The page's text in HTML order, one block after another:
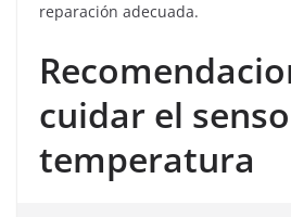
reparación adecuada.
cuidar el
temperatura